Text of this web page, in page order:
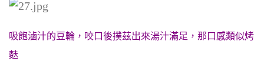
吸飽滷汁的豆輪，咬口後撲茲出來湯汁滿足，那口感類似烤
麩